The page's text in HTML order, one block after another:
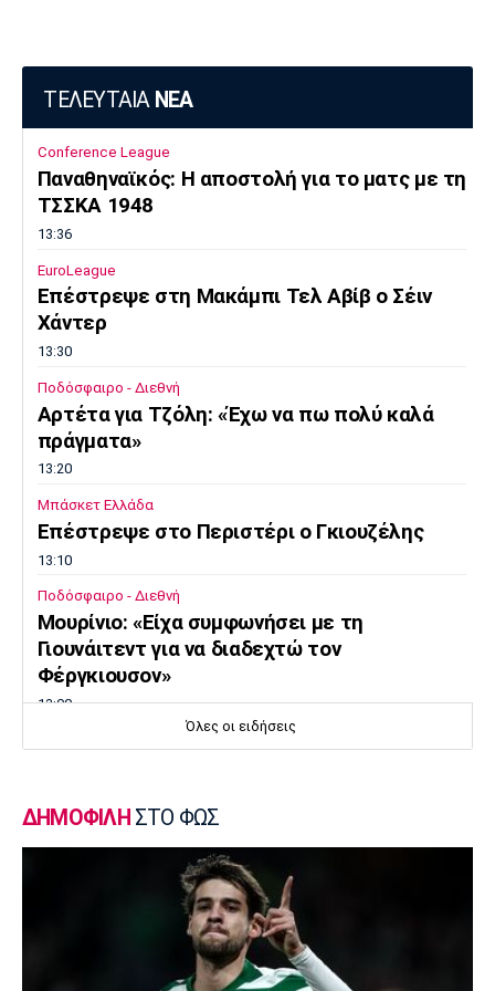
ΤΕΛΕΥΤΑΙΑ ΝΕΑ
Conference League
Παναθηναϊκός: Η αποστολή για το ματς με τη
ΤΣΣΚΑ 1948
13:36
EuroLeague
Επέστρεψε στη Μακάμπι Τελ Αβίβ ο Σέιν
Χάντερ
13:30
Ποδόσφαιρο - Διεθνή
Αρτέτα για Τζόλη: «Έχω να πω πολύ καλά
πράγματα»
13:20
Μπάσκετ Ελλάδα
Επέστρεψε στο Περιστέρι ο Γκιουζέλης
13:10
Ποδόσφαιρο - Διεθνή
Μουρίνιο: «Είχα συμφωνήσει με τη
Γιουνάιτεντ για να διαδεχτώ τον
Φέργκιουσον»
13:00
Europa League
Βίτορ Μπρούνο: «Μεγάλη πρόκληση για εμάς
η ρεβάνς με τον ΠΑΟΚ»
Στην Καρδίτσα ο Τζόρνταν ΜακΡέι
Όλες οι ειδήσεις
ΔΗΜΟΦΙΛΗ ΣΤΟ ΦΩΣ